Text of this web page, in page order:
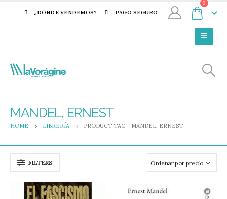
¿DÓNDE VENDEMOS? PAGO SEGURO
0
MANDEL, ERNEST
HOME LIBRERÍA PRODUCT TAG - MANDEL, ERNEST
FILTERS